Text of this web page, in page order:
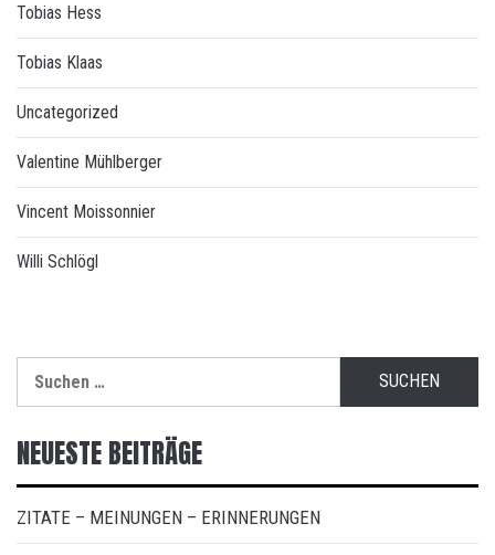
Tobias Hess
Tobias Klaas
Uncategorized
Valentine Mühlberger
Vincent Moissonnier
Willi Schlögl
nach:
NEUESTE BEITRÄGE
ZITATE – MEINUNGEN – ERINNERUNGEN